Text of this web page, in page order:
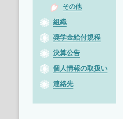
その他
組織
奨学金給付規程
決算公告
個人情報の取扱い
連絡先